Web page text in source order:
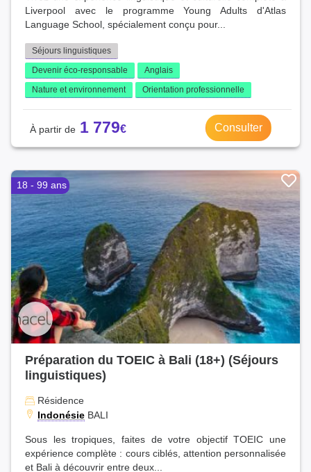
Liverpool avec le programme Young Adults d'Atlas
Language School, spécialement conçu pour...
Séjours linguistiques
Devenir éco-responsable
Anglais
Nature et environnement
Orientation professionnelle
1 779 Consulter
18 - 99 ans
Préparation du TOEIC à Bali (18+) (Séjours
linguistiques)
Résidence
Indonésie BALI
Sous les tropiques, faites de votre objectif TOEIC une
expérience complète : cours ciblés, attention personnalisée
et Bali à découvrir entre deux...